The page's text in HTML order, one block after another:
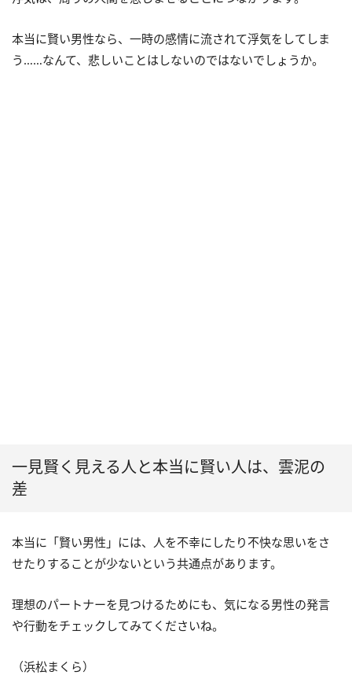
本当に賢い男性なら、一時の感情に流されて浮気をしてしま
う……なんて、悲しいことはしないのではないでしょうか。
一見賢く見える人と本当に賢い人は、雲泥の
差
本当に「賢い男性」には、人を不幸にしたり不快な思いをさ
せたりすることが少ないという共通点があります。
理想のパートナーを見つけるためにも、気になる男性の発言
や行動をチェックしてみてくださいね。
（浜松まくら）